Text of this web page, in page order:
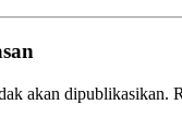
akan dipublikasikan.